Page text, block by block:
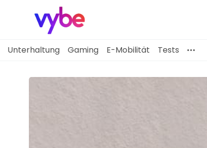
Unterhaltung Gaming E-Mobilität Tests